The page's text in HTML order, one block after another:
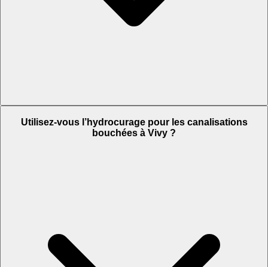
Utilisez-vous l’hydrocurage pour les canalisations
bouchées à Vivy ?